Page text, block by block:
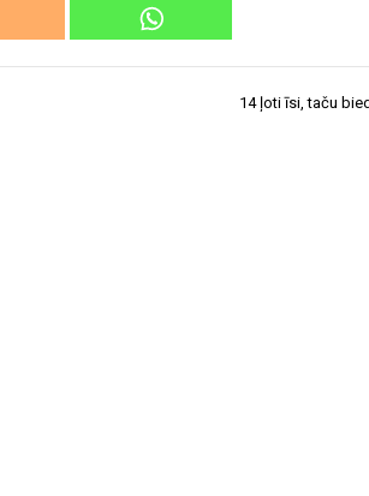
14 ļoti īsi, taču